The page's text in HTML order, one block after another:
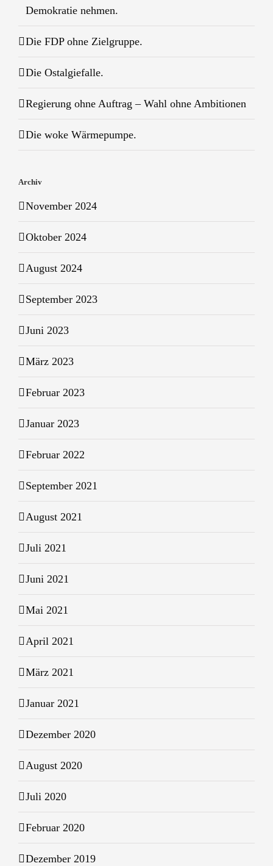
Demokratie nehmen.
Die FDP ohne Zielgruppe.
Die Ostalgiefalle.
Regierung ohne Auftrag – Wahl ohne Ambitionen
Die woke Wärmepumpe.
Archiv
November 2024
Oktober 2024
August 2024
September 2023
Juni 2023
März 2023
Februar 2023
Januar 2023
Februar 2022
September 2021
August 2021
Juli 2021
Juni 2021
Mai 2021
April 2021
März 2021
Januar 2021
Dezember 2020
August 2020
Juli 2020
Februar 2020
Dezember 2019